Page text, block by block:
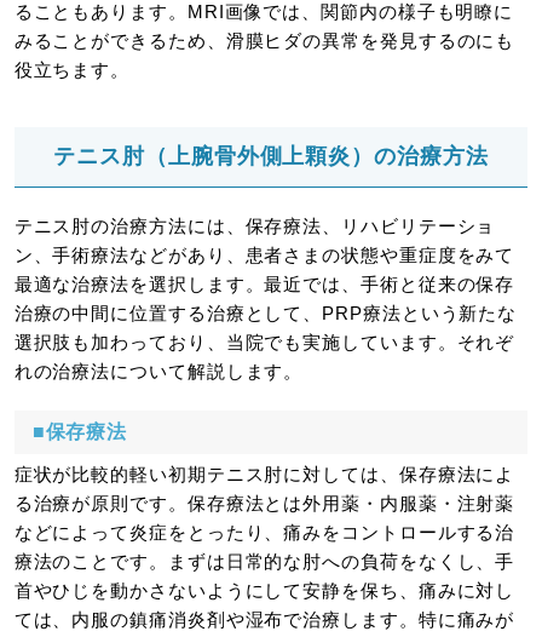
ることもあります。MRI画像では、関節内の様子も明瞭に
みることができるため、滑膜ヒダの異常を発見するのにも
役立ちます。
テニス肘（上腕骨外側上顆炎）の治療方法
テニス肘の治療方法には、保存療法、リハビリテーショ
ン、手術療法などがあり、患者さまの状態や重症度をみて
最適な治療法を選択します。最近では、手術と従来の保存
治療の中間に位置する治療として、PRP療法という新たな
選択肢も加わっており、当院でも実施しています。それぞ
れの治療法について解説します。
■保存療法
症状が比較的軽い初期テニス肘に対しては、保存療法によ
る治療が原則です。保存療法とは外用薬・内服薬・注射薬
などによって炎症をとったり、痛みをコントロールする治
療法のことです。まずは日常的な肘への負荷をなくし、手
首やひじを動かさないようにして安静を保ち、痛みに対し
ては、内服の鎮痛消炎剤や湿布で治療します。特に痛みが